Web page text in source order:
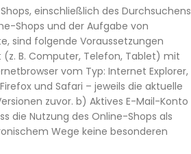
einschließlich des Durchsuchens
Shops und der Aufgabe von
sind folgende Voraussetzungen
B. Computer, Telefon, Tablet) mit
vom Typ: Internet Explorer,
und Safari – jeweils die aktuelle
zuvor. b) Aktives E-Mail-Konto
die Nutzung des Online-Shops als
Wege keine besonderen